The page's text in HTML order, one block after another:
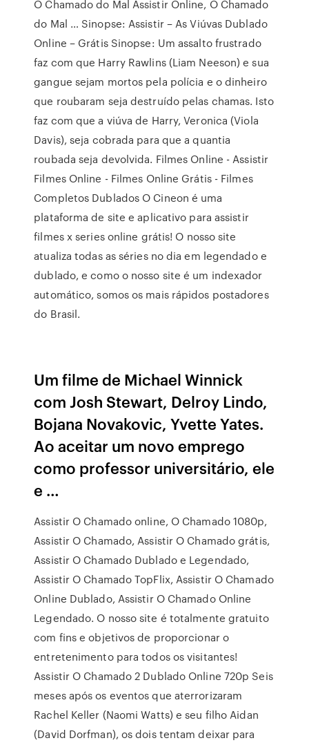
O Chamado do Mal Assistir Online, O Chamado
do Mal … Sinopse: Assistir – As Viúvas Dublado
Online – Grátis Sinopse: Um assalto frustrado
faz com que Harry Rawlins (Liam Neeson) e sua
gangue sejam mortos pela polícia e o dinheiro
que roubaram seja destruído pelas chamas. Isto
faz com que a viúva de Harry, Veronica (Viola
Davis), seja cobrada para que a quantia
roubada seja devolvida. Filmes Online - Assistir
Filmes Online - Filmes Online Grátis - Filmes
Completos Dublados O Cineon é uma
plataforma de site e aplicativo para assistir
filmes x series online grátis! O nosso site
atualiza todas as séries no dia em legendado e
dublado, e como o nosso site é um indexador
automático, somos os mais rápidos postadores
do Brasil.
Um filme de Michael Winnick
com Josh Stewart, Delroy Lindo,
Bojana Novakovic, Yvette Yates.
Ao aceitar um novo emprego
como professor universitário, ele
e …
Assistir O Chamado online, O Chamado 1080p,
Assistir O Chamado, Assistir O Chamado grátis,
Assistir O Chamado Dublado e Legendado,
Assistir O Chamado TopFlix, Assistir O Chamado
Online Dublado, Assistir O Chamado Online
Legendado. O nosso site é totalmente gratuito
com fins e objetivos de proporcionar o
entretenimento para todos os visitantes!
Assistir O Chamado 2 Dublado Online 720p Seis
meses após os eventos que aterrorizaram
Rachel Keller (Naomi Watts) e seu filho Aidan
(David Dorfman), os dois tentam deixar para